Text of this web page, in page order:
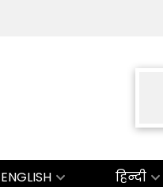
ENGLISH हिन्दी